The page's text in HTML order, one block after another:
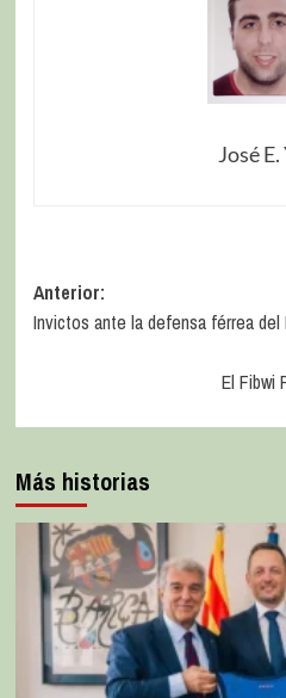
José E.
Anterior:
Invictos ante la defensa férrea del
El Fibwi
Más historias